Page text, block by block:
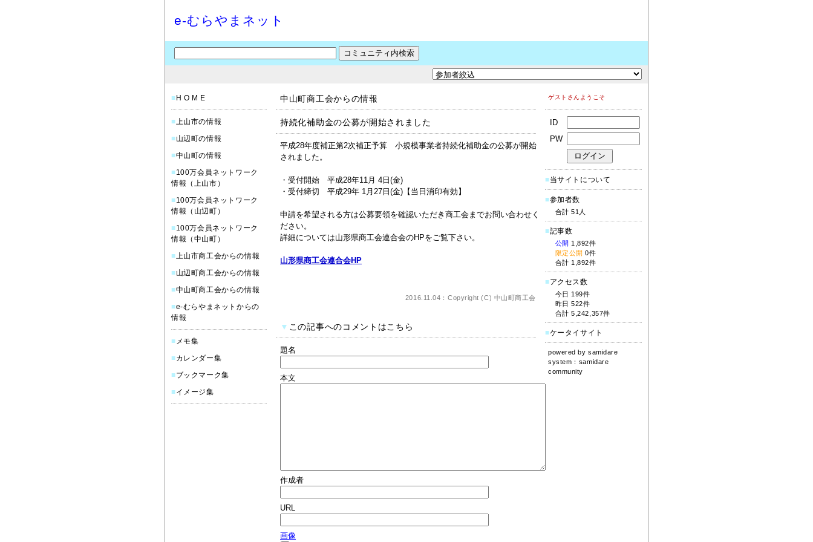
e-むらやまネット
■ H O M E
■上山市の情報
■山辺町の情報
■中山町の情報
■100万会員ネットワーク
情報（上山市）
■100万会員ネットワーク
情報（山辺町）
■100万会員ネットワーク
情報（中山町）
■上山市商工会からの情報
■山辺町商工会からの情報
■中山町商工会からの情報
■e-むらやまネットからの
情報
■ メモ集
■カレンダー集
■ブックマーク集
■イメージ集
中山町商工会からの情報
持続化補助金の公募が開始されました
平成28年度補正第2次補正予算 小規模事業者持続化補助金の公募が開始
されました。
・受付開始 平成28年11月 4日(金)
・受付締切 平成29年 1月27日(金)【当日消印有効】
申請を希望される方は公募要領を確認いただき商工会までお問い合わせく
ださい。
詳細については山形県商工会連合会のHPをご覧下さい。
山形県商工会連合会HP
2016.11.04：Copyright (C) 中山町商工会
▼ この記事へのコメントはこちら
題名
本文
作成者
URL
画像
ゲストさんようこそ
ID
PW
■当サイトについて
■参加者数
合計 51人
■記事数
公開 1,892件
限定公開 0件
合計 1,892件
■アクセス数
今日 199件
昨日 522件
合計 5,242,357件
■ケータイサイト
powered bysamidare
system： samidare
community